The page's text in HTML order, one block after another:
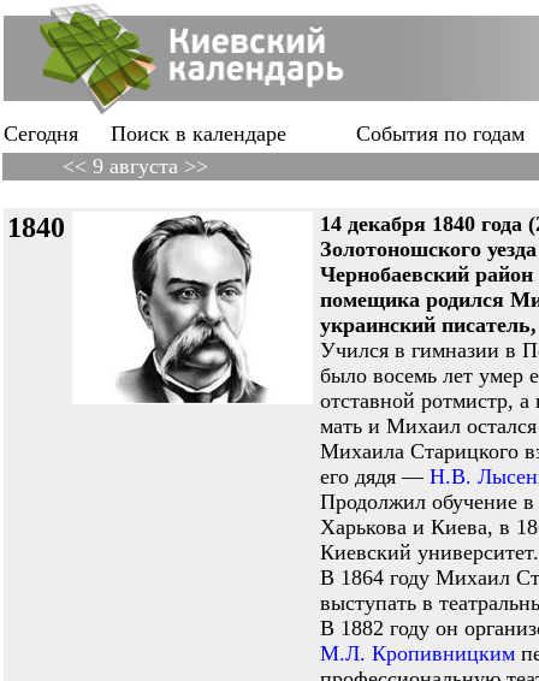
Сегодня Поиск в календаре
События по годам
<< 9 августа >>
1840
14 декабря 1840
Золотоношского
Чернобаевский
помещика родился
украинский
Учился в гимназии в
было восемь лет умер
отставной ротмистр, а
мать и Михаил
Михаила Старицкого
его дядя — Н.В.
Продолжил обучение в
Харькова и Киева, в
Киевский университет.
В 1864 году Михаил
выступать в
В 1882 году он
М.Л. Кропивницким